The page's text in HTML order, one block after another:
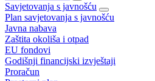
Savjetovanja s javnošću
Plan savjetovanja s javnošću
Javna nabava
Zaštita okoliša i otpad
EU fondovi
Godišnji financijski izvještaji
Proračun